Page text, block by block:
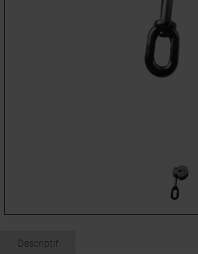
Descriptif